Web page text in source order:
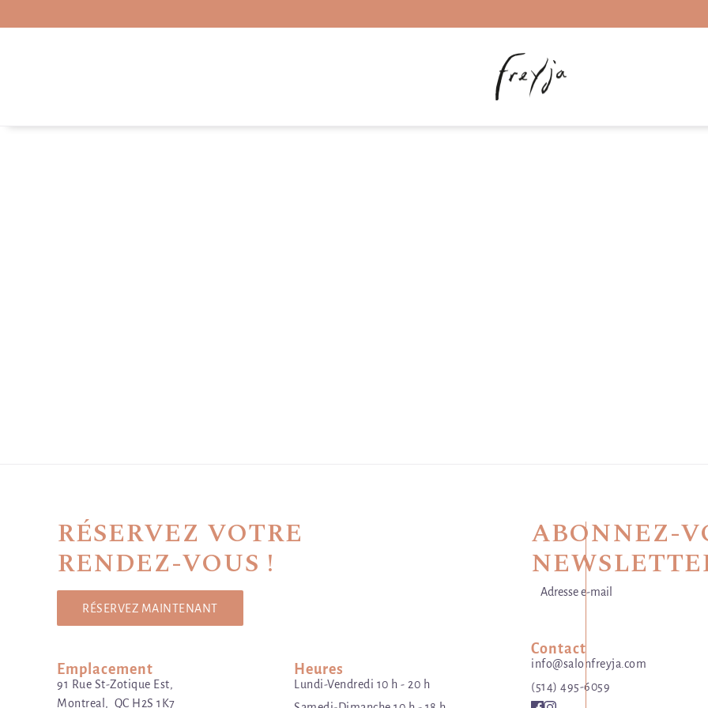
RÉSERVEZ VOTRE
RENDEZ-VOUS !
RÉSERVEZ MAINTENANT
Emplacement
91 Rue St-Zotique Est,
Montreal, QC H2S 1K7
Heures
Lundi-Vendredi 10 h - 20 h
ABONNEZ-
Contact
info@salonfreyja.com
(514) 495-6059